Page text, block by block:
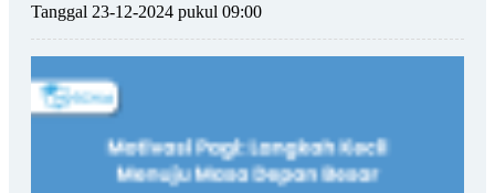
Tanggal 23-12-2024 pukul 09:00